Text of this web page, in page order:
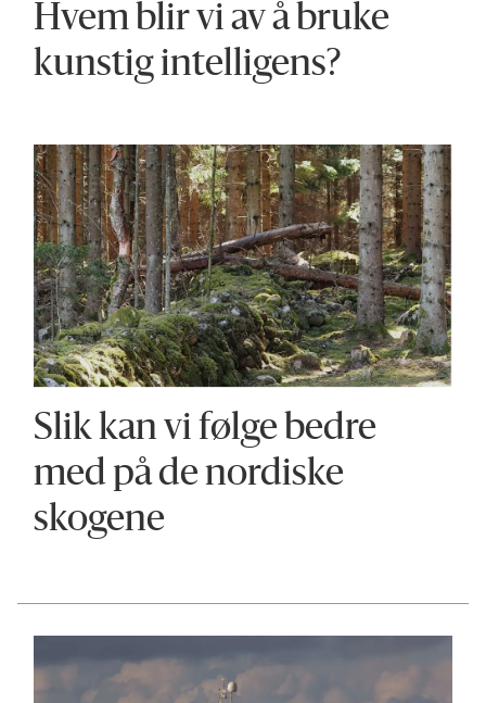
Hvem blir vi av å bruke
kunstig intelligens?
Slik kan vi følge bedre
med på de nordiske
skogene